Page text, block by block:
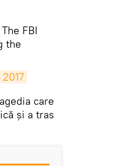
FBI
the
care
și a tras